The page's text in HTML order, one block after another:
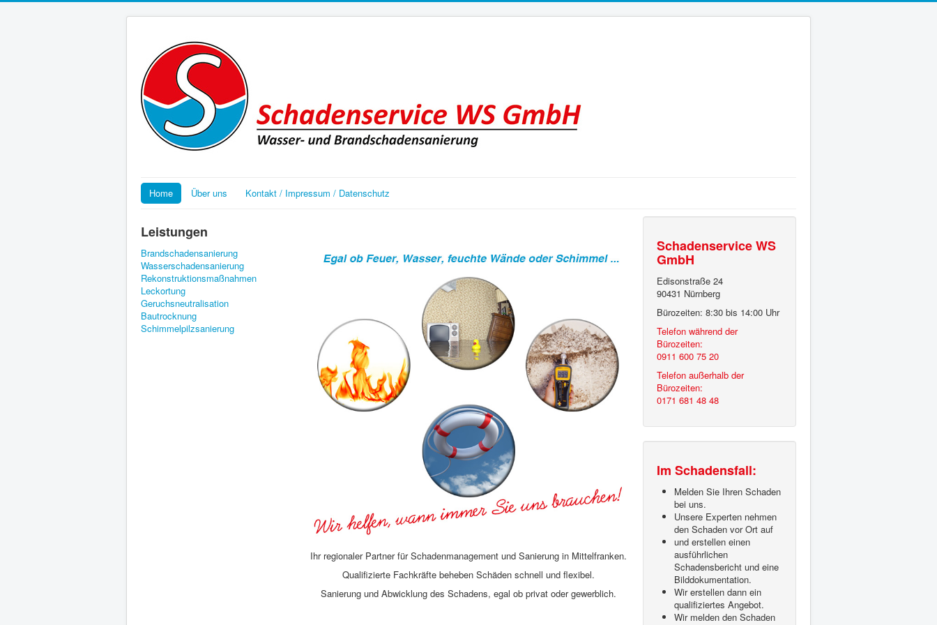
Home Über uns Kontakt / Impressum / Datenschutz
Leistungen
Brandschadensanierung
Wasserschadensanierung
Rekonstruktionsmaßnahmen
Leckortung
Geruchsneutralisation
Bautrocknung
Schimmelpilzsanierung
Ihr regionaler Partner für Schadenmanagement und Sanierung in Mittelfranken.
Qualifizierte Fachkräfte beheben Schäden schnell und flexibel.
Sanierung und Abwicklung des Schadens, egal ob privat oder gewerblich.
Schadenservice WS
GmbH
Edisonstraße 24
90431 Nürnberg
Bürozeiten: 8:30 bis 14:00 Uhr
Telefon während der
Bürozeiten:
0911 600 75 20
Telefon außerhalb der
Bürozeiten:
0171 681 48 48
Im Schadensfall:
Melden Sie Ihren Schaden
bei uns.
Unsere Experten nehmen
den Schaden vor Ort auf
und erstellen einen
ausführlichen
Schadensbericht und eine
Bilddokumentation.
Wir erstellen dann ein
qualifiziertes Angebot.
Wir melden den Schaden